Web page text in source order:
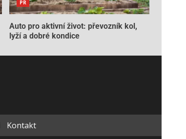
PR
Auto pro aktivní život: převozník kol,
lyží a dobré kondice
Kontakt